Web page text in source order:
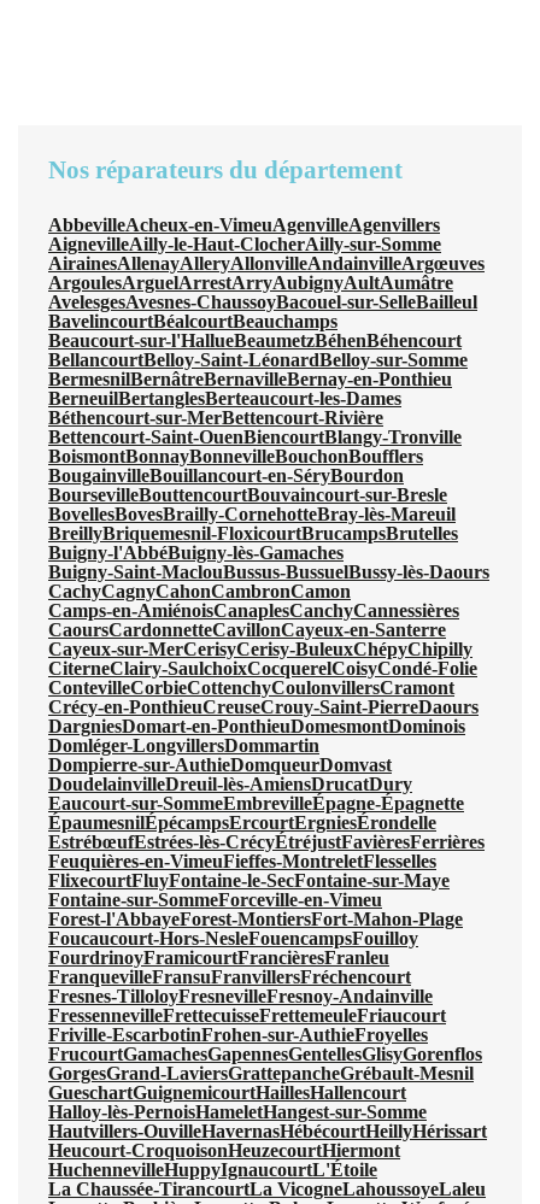
Nos réparateurs du département
AbbevilleAcheux-en-VimeuAgenvilleAgenvillers
AignevilleAilly-le-Haut-ClocherAilly-sur-Somme
AirainesAllenayAlleryAllonvilleAndainvilleArgœuves
ArgoulesArguelArrestArryAubignyAultAumâtre
AvelesgesAvesnes-ChaussoyBacouel-sur-SelleBailleul
BavelincourtBéalcourtBeauchamps
Beaucourt-sur-l'HallueBeaumetzBéhenBéhencourt
BellancourtBelloy-Saint-LéonardBelloy-sur-Somme
BermesnilBernâtreBernavilleBernay-en-Ponthieu
BerneuilBertanglesBerteaucourt-les-Dames
Béthencourt-sur-MerBettencourt-Rivière
Bettencourt-Saint-OuenBiencourtBlangy-Tronville
BoismontBonnayBonnevilleBouchonBoufflers
BougainvilleBouillancourt-en-SéryBourdon
BoursevilleBouttencourtBouvaincourt-sur-Bresle
BovellesBovesBrailly-CornehotteBray-lès-Mareuil
BreillyBriquemesnil-FloxicourtBrucampsBrutelles
Buigny-l'AbbéBuigny-lès-Gamaches
Buigny-Saint-MaclouBussus-BussuelBussy-lès-Daours
CachyCagnyCahonCambronCamon
Camps-en-AmiénoisCanaplesCanchyCannessières
CaoursCardonnetteCavillonCayeux-en-Santerre
Cayeux-sur-MerCerisyCerisy-BuleuxChépyChipilly
CiterneClairy-SaulchoixCocquerelCoisyCondé-Folie
ContevilleCorbieCottenchyCoulonvillersCramont
Crécy-en-PonthieuCreuseCrouy-Saint-PierreDaours
DargniesDomart-en-PonthieuDomesmontDominois
Domléger-LongvillersDommartin
Dompierre-sur-AuthieDomqueurDomvast
DoudelainvilleDreuil-lès-AmiensDrucatDury
Eaucourt-sur-SommeEmbrevilleÉpagne-Épagnette
ÉpaumesnilÉpécampsErcourtErgniesÉrondelle
EstrébœufEstrées-lès-CrécyÉtréjustFavièresFerrières
Feuquières-en-VimeuFieffes-MontreletFlesselles
FlixecourtFluyFontaine-le-SecFontaine-sur-Maye
Fontaine-sur-SommeForceville-en-Vimeu
Forest-l'AbbayeForest-MontiersFort-Mahon-Plage
Foucaucourt-Hors-NesleFouencampsFouilloy
FourdrinoyFramicourtFrancièresFranleu
FranquevilleFransuFranvillersFréchencourt
Fresnes-TilloloyFresnevilleFresnoy-Andainville
FressennevilleFrettecuisseFrettemeuleFriaucourt
Friville-EscarbotinFrohen-sur-AuthieFroyelles
FrucourtGamachesGapennesGentellesGlisyGorenflos
GorgesGrand-LaviersGrattepancheGrébault-Mesnil
GueschartGuignemicourtHaillesHallencourt
Halloy-lès-PernoisHameletHangest-sur-Somme
Hautvillers-OuvilleHavernasHébécourtHeillyHérissart
Heucourt-CroquoisonHeuzecourtHiermont
HuchennevilleHuppyIgnaucourtL'Étoile
La Chaussée-TirancourtLa VicogneLahoussoyeLaleu